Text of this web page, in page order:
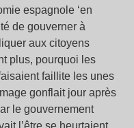
espagnole ‘en
de gouverner à
aux citoyens
plus, pourquoi les
faillite les unes
gonflait jour après
le gouvernement
l’être se heurtaient